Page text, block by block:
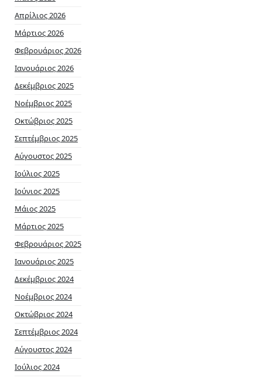
Απρίλιος 2026
Μάρτιος 2026
Φεβρουάριος 2026
Ιανουάριος 2026
Δεκέμβριος 2025
Νοέμβριος 2025
Οκτώβριος 2025
Σεπτέμβριος 2025
Αύγουστος 2025
Ιούλιος 2025
Ιούνιος 2025
Μάιος 2025
Μάρτιος 2025
Φεβρουάριος 2025
Ιανουάριος 2025
Δεκέμβριος 2024
Νοέμβριος 2024
Οκτώβριος 2024
Σεπτέμβριος 2024
Αύγουστος 2024
Ιούλιος 2024